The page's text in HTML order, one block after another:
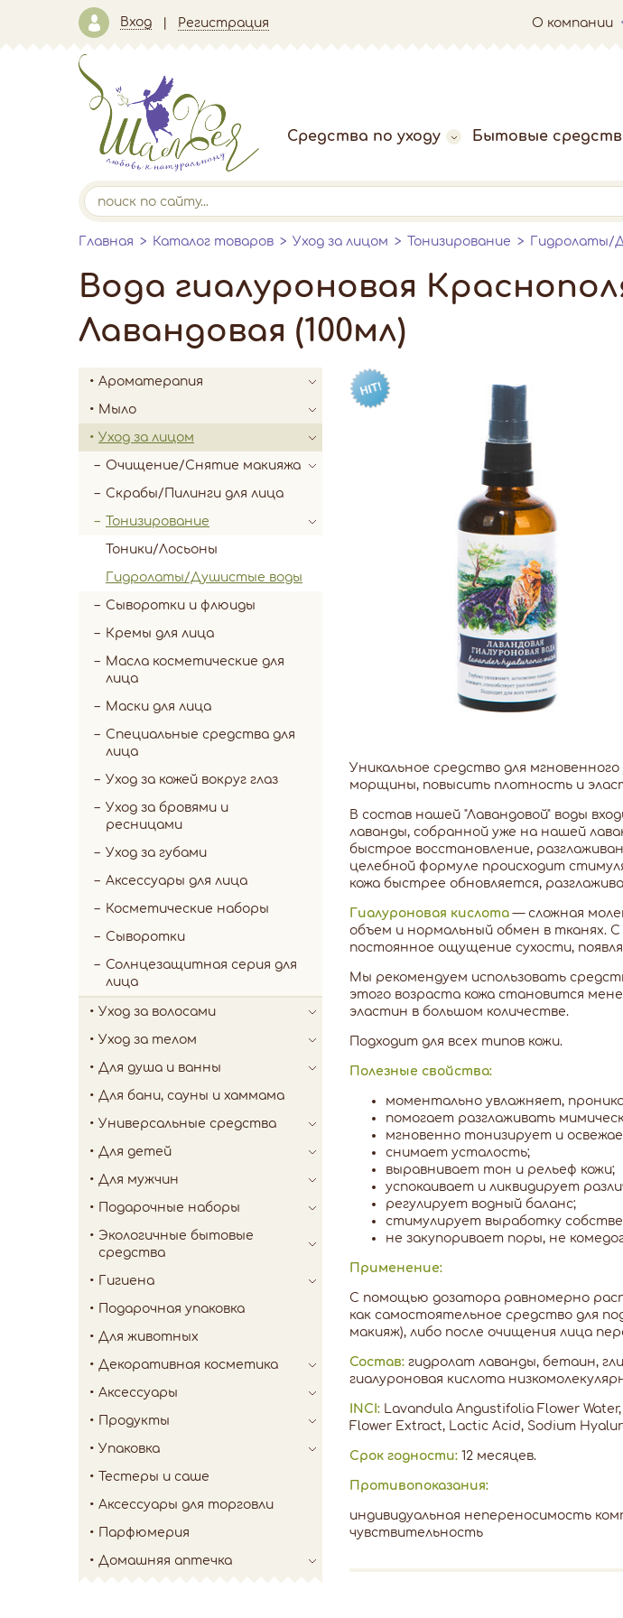
Вход Регистрация О компании
Средства по уходу Бытовые
Главная Каталог товаров Уход за лицом Тонизирование Гидролаты/
Вода гиалуроновая
Лавандовая (100мл)
Ароматерапия
Мыло
Уход за лицом
Очищение/Снятие макияжа
Скрабы/Пилинги для лица
Тонизирование
Тоники/Лосьоны
Гидролаты/Душистые воды
Сыворотки и флюиды
Кремы для лица
Масла косметические для
лица
Маски для лица
Специальные средства для
лица
Уход за кожей вокруг глаз
Уход за бровями и
ресницами
Уход за губами
Аксессуары для лица
Косметические наборы
Сыворотки
Солнцезащитная серия для
лица
Уход за волосами
Уход за телом
Для душа и ванны
Для бани, сауны и хаммама
Универсальные средства
Для детей
Для мужчин
Подарочные наборы
Экологичные бытовые
средства
Гигиена
Подарочная упаковка
Для животных
Декоративная косметика
Аксессуары
Продукты
Упаковка
Тестеры и саше
Аксессуары для торговли
Парфюмерия
Домашняя аптечка
Уникальное средство для
морщины, повысить плотность и
В состав нашей "Лавандовой" воды
лаванды, собранной уже на нашей
быстрое восстановление,
целебной формуле происходит
кожа быстрее обновляется,
Гиалуроновая кислота — сложная
объем и нормальный обмен в тканях.
постоянное ощущение сухости,
Мы рекомендуем использовать
этого возраста кожа становится
эластин в большом количестве.
Подходит для всех типов кожи.
Полезные свойства:
моментально увлажняет,
помогает разглаживать
мгновенно тонизирует и
снимает усталость;
выравнивает тон и рельеф кожи;
успокаивает и ликвидирует
регулирует водный баланс;
стимулирует выработку
не закупоривает поры, не
Применение:
С помощью дозатора равномерно
как самостоятельное средство для
макияж), либо после очищения лица
Состав: гидролат лаванды, бетаин,
гиалуроновая кислота
INCI: Lavandula Angustifolia Flower
Flower Extract, Lactic Acid, Sodium
Срок годности: 12 месяцев.
Противопоказания:
индивидуальная непереносимость
чувствительность